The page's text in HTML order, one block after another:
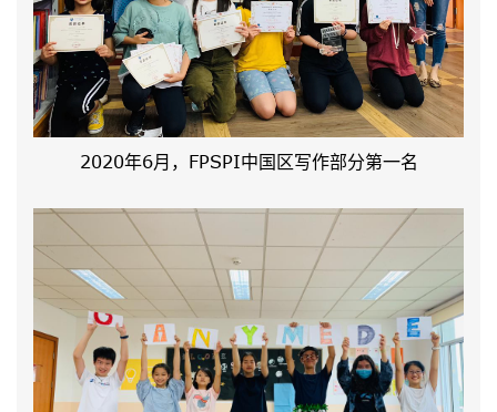
2020年6月，FPSPI中国区写作部分第一名